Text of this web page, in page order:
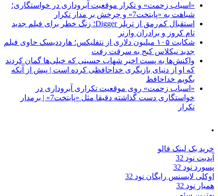
«اسباب زحمت» و تکرار موقعیت آبروداری در خواستگاری؛
شباهت به «پایتخت7» و چرخش بر مدار تکرار
استقبال کم‌رمق از تریلر Digger؛ زنگ خطر برای فیلم جدید
تام کروز و برادران وارنر
شکایت ۱۰۵ میلیون دلاری از نتفلیکس؛ هارددیسک حاوی فیلم
جدید نیکلاس کیج به سرقت رفت
واکنش‌ها به پست اخیر شهاب حسینی که خیلی‌ها گمان کردند
که او از دنیای بازیگری خداحافظی کرده است | پیش از آنکه
بگویم خداحافظ
«اسباب زحمت» روی موقعیت تکراری آبروداری در
خواستگاری دست گذاشته دقیقا مثل «پایتخت7» | برمدار
تکرار
.
خرید بک لینک فالو
آپدیت نود 32
پسورد نود 32
اوکلی لایسنس رایگان نود 32
همیار نود 32